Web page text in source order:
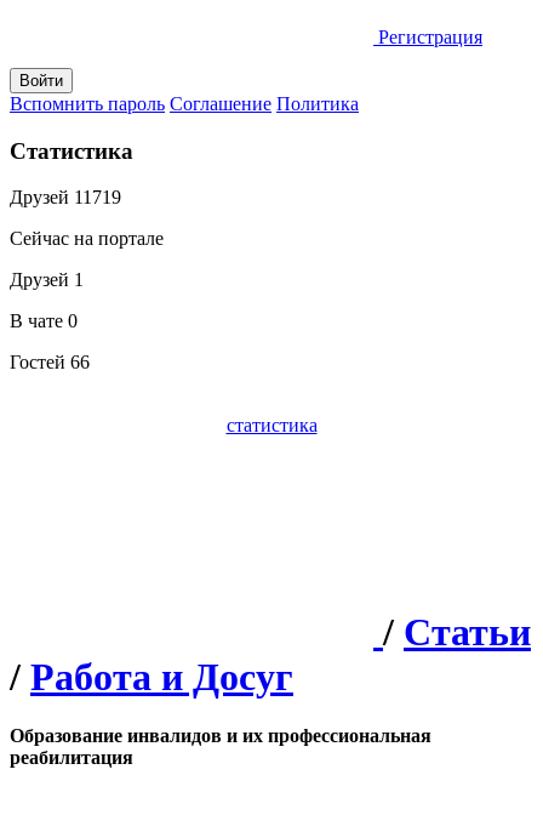
Регистрация
Вспомнить пароль Соглашение Политика
Статистика
Друзей 11719
Сейчас на портале
Друзей 1
В чате 0
Гостей 66
статистика
/ Статьи
/ Работа и Досуг
Образование инвалидов и их профессиональная
реабилитация